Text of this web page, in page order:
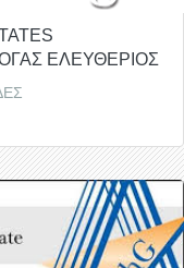
ΕΛΕΥΘΕΡΙΟΣ